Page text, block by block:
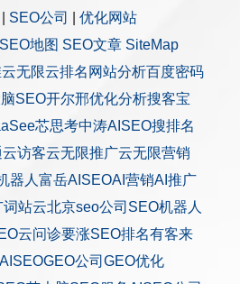
SEO公司
优化网站
SEO地图 SEO文章 SiteMap
云无限云排名 网站分析百度密码
SEO开尔邢优化分析搜客宝
芯思考中涛AISEO搜排名
云访客云无限推广云无限营销
器人 富岳AISEOAI营销AI推广
词站云北京seo公司 SEO机器人
云问诊要涨SEO排名有客来
AISEOGEO公司 GEO优化